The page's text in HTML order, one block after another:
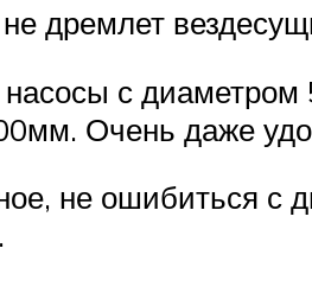
дремлет
с диаметром
Очень даже
не ошибиться с